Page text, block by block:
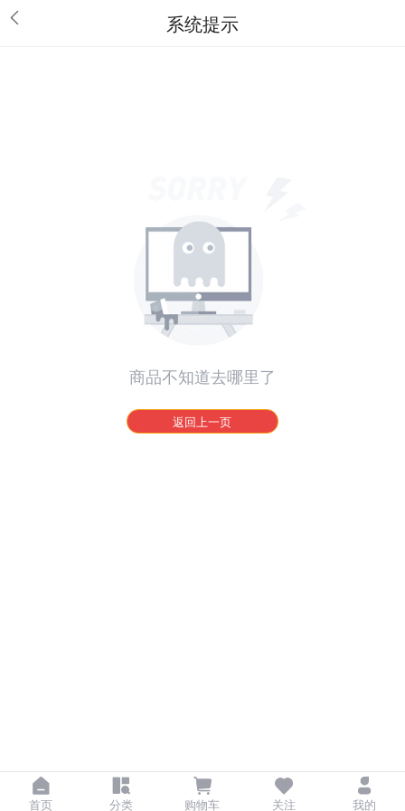
系统提示
商品不知道去哪里了
返回上一页
首页 分类 购物车 关注 我的